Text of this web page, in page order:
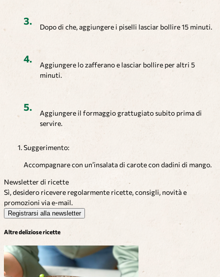
Dopo di che, aggiungere i piselli lasciar bollire 15 minuti.
Aggiungere lo zafferano e lasciar bollire per altri 5
minuti.
Aggiungere il formaggio grattugiato subito prima di
servire.
Suggerimento:
Accompagnare con un’insalata di carote con dadini di mango.
Newsletter di ricette
Sì, desidero ricevere regolarmente ricette, consigli, novità e
promozioni via e-mail.
Registrarsi alla newsletter
Altre deliziose ricette